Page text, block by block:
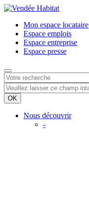
Mon espace locataire
Espace emplois
Espace entreprise
Espace presse
Nous découvrir
-